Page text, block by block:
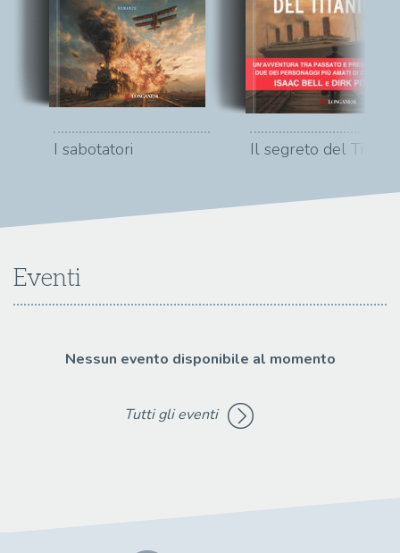
I sabotatori Il segreto del Titanic
Eventi
Nessun evento disponibile al momento
Tutti gli eventi